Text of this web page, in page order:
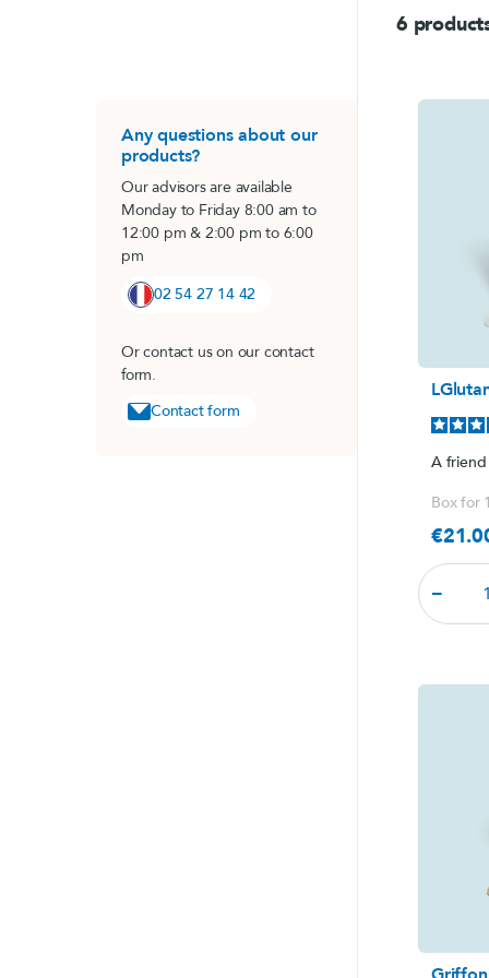
DOPA Concept
Magnésium
Oméga 3 fort
LithoGinkgo
Any questions about our
products?
Our advisors are available
Monday to Friday 8:00 am to
12:00 pm & 2:00 pm to 6:00
pm
02 54 27 14 42
Or contact us on our contact
form.
Contact form
6
A
Box for
Price
−